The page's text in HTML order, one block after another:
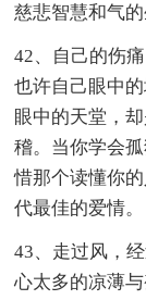
慈悲智慧和气的
42、自己的伤
也许自己眼中
眼中的天堂，
稽。当你学会
惜那个读懂你
代最佳的爱情。
43、走过风，
心太多的凉薄